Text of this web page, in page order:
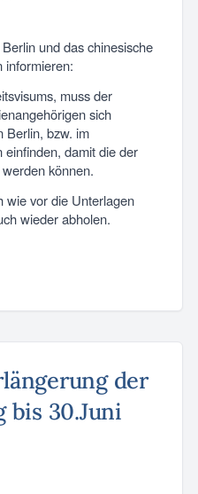
und das chinesische
informieren:
muss der
sich
Berlin, bzw. im
damit die der
können.
wie vor die Unterlagen
wieder abholen.
der
bis 30.Juni